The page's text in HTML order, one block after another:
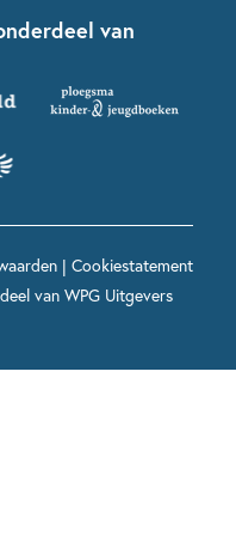
van
| Cookiestatement
van WPG Uitgevers